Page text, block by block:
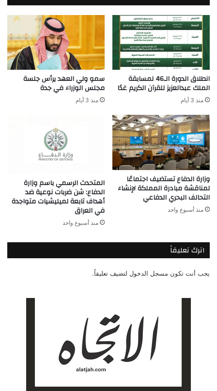
انطلاق الدورة الـ46 لمسابقة
الملك عبدالعزيز للقرآن الكريم غدًا
منذ 3 أيام
سمو ولي العهد يرأس جلسة
مجلس الوزراء في جدة
منذ 3 أيام
وزارة الدفاع تستضيف اجتماعًا
لمناقشة مبادرة المملكة لإنشاء
التحالف البحري الدفاعي
منذ أسبوع واحد
المتحدث الرسمي باسم وزارة
الدفاع: شن ضربات نوعية ضد
أهداف تابعة لميليشيات متواجدة
في العراق
منذ أسبوع واحد
اترك تعليقاً
يجب أنت تكون مسجل الدخول لتضيف تعليقاً.